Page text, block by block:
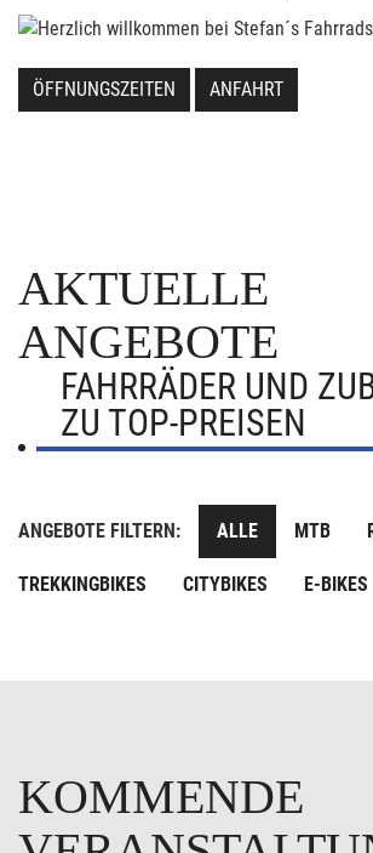
ÖFFNUNGSZEITEN ANFAHRT
AKTUELLE
ANGEBOTE
FAHRRÄDER UND
ZU TOP-PREISEN
ANGEBOTE FILTERN: ALLE MTB
TREKKINGBIKES CITYBIKES E-BIKES
KOMMENDE